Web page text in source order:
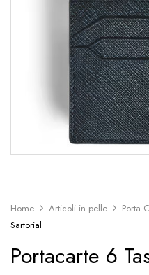
Home Articoli in pelle Porta
Sartorial
Portacarte 6